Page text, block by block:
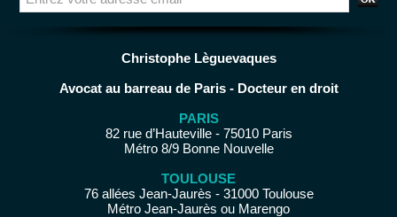
Christophe Lèguevaques
Avocat au barreau de Paris - Docteur en droit
PARIS
82 rue d’Hauteville - 75010 Paris
Métro 8/9 Bonne Nouvelle
TOULOUSE
76 allées Jean-Jaurès - 31000 Toulouse
Métro Jean-Jaurès ou Marengo